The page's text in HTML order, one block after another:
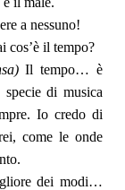
a nessuno!
cos’è il tempo?
Il tempo… è
di musica
Io credo di
come le onde
dei modi…